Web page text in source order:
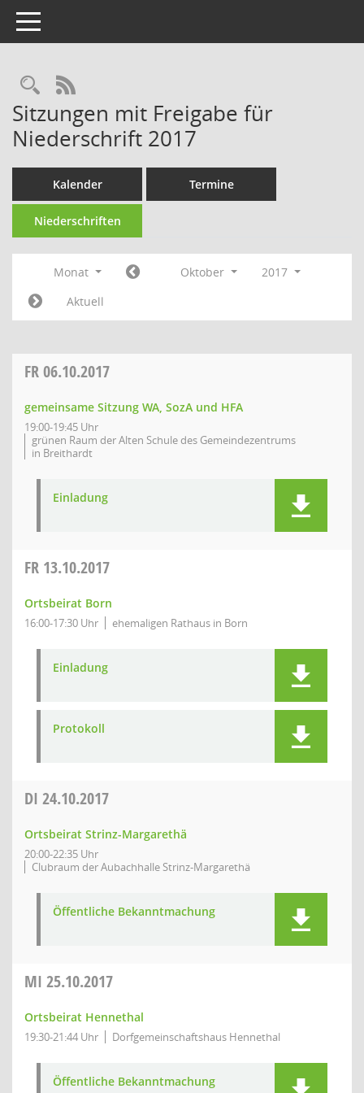
Toggle navigation
Rechercheauswahl
RSS-Feed
Sitzungen mit Freigabe für
Niederschrift 2017
Kalender Termine
Niederschriften
Monat Oktober
2017
Aktuell
FR06.10.2017
gemeinsame Sitzung WA, SozA und HFA
19:00-19:45 Uhr
grünen Raum der Alten Schule des Gemeindezentrums
in Breithardt
Einladung
FR 13.10.2017
Ortsbeirat Born
16:00-17:30 Uhr ehemaligen Rathaus in Born
Einladung
Protokoll
DI 24.10.2017
Ortsbeirat Strinz-Margarethä
20:00-22:35 Uhr
Clubraum der Aubachhalle Strinz-Margarethä
Öffentliche Bekanntmachung
MI 25.10.2017
Ortsbeirat Hennethal
19:30-21:44 Uhr Dorfgemeinschaftshaus Hennethal
Öffentliche Bekanntmachung